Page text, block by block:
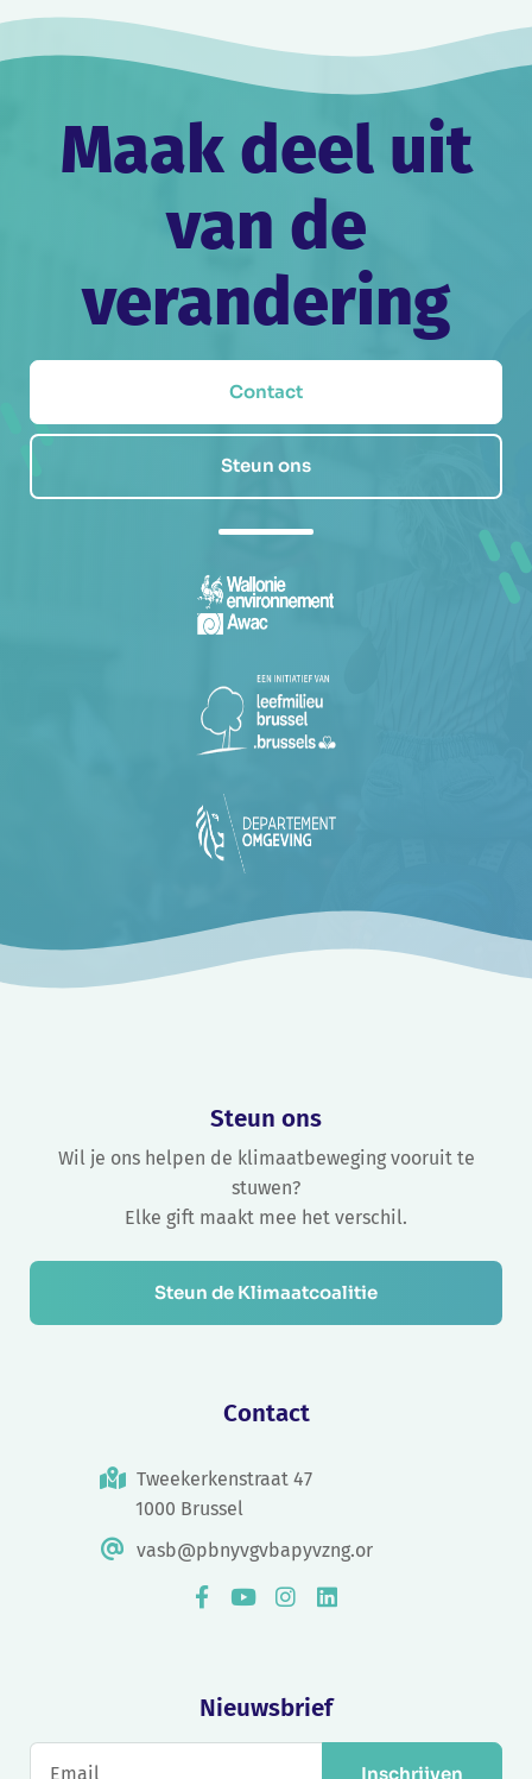
Maak deel uit
van de
verandering
Contact
Steun ons
Steun ons
Wil je ons helpen de klimaatbeweging vooruit te
stuwen?
Elke gift maakt mee het verschil.
Steun de Klimaatcoalitie
Contact
Tweekerkenstraat 47
1000 Brussel
vasb@pbnyvgvbapyvzng.or
Nieuwsbrief
Inschrijven